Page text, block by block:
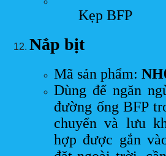
Kẹp BFP
Nắp bịt
Mã sản phẩm:
Dùng để ngăn
đường ống BFP
chuyển và lưu
hợp được gắn